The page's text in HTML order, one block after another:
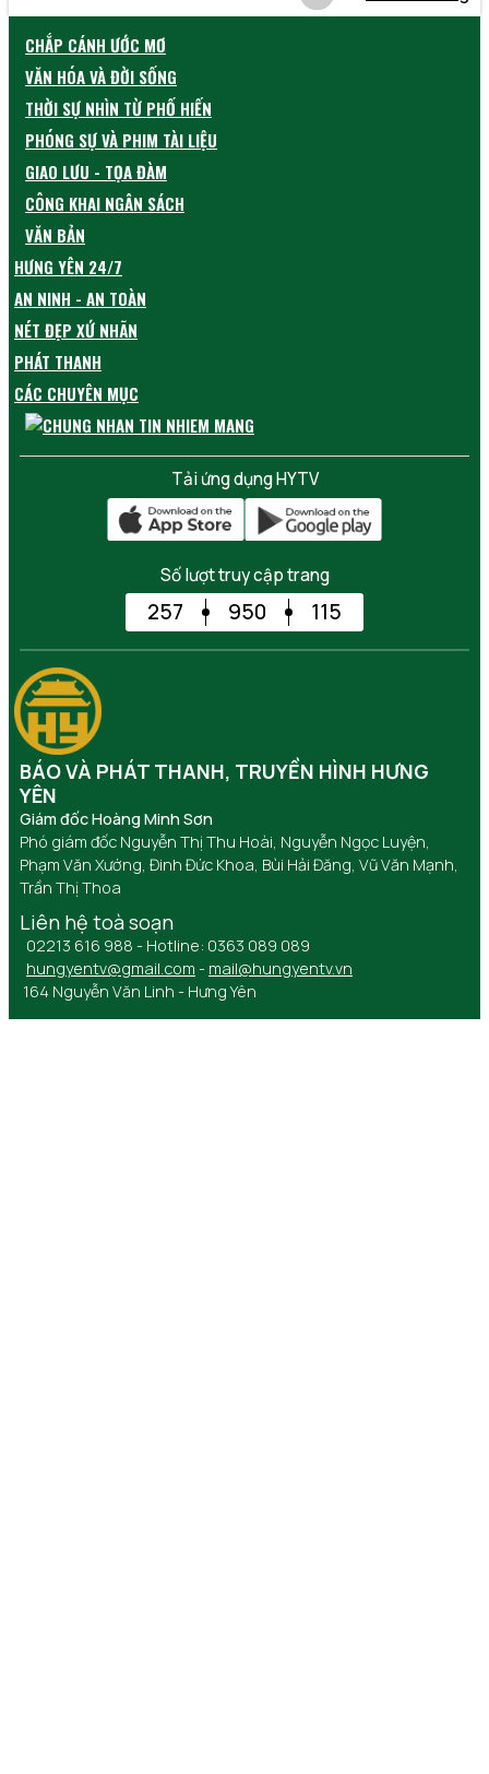
CHẮP CÁNH ƯỚC MƠ
VĂN HÓA VÀ ĐỜI SỐNG
THỜI SỰ NHÌN TỪ PHỐ HIẾN
PHÓNG SỰ VÀ PHIM TÀI LIỆU
GIAO LƯU - TỌA ĐÀM
CÔNG KHAI NGÂN SÁCH
VĂN BẢN
HƯNG YÊN 24/7
AN NINH - AN TOÀN
NÉT ĐẸP XỨ NHÃN
PHÁT THANH
CÁC CHUYÊN MỤC
Tải ứng dụng HYTV
Số lượt truy cập trang
257 950 115
BÁO VÀ PHÁT THANH, TRUYỀN HÌNH HƯNG
YÊN
Giám đốc Hoàng Minh Sơn
Phó giám đốc Nguyễn Thị Thu Hoài, Nguyễn Ngọc Luyện,
Phạm Văn Xướng, Đinh Đức Khoa, Bùi Hải Đăng, Vũ Văn Mạnh,
Trần Thị Thoa
Liên hệ toà soạn
02213 616 988 - Hotline: 0363 089 089
hungyentv@gmail.com - mail@hungyentv.vn
164 Nguyễn Văn Linh - Hưng Yên